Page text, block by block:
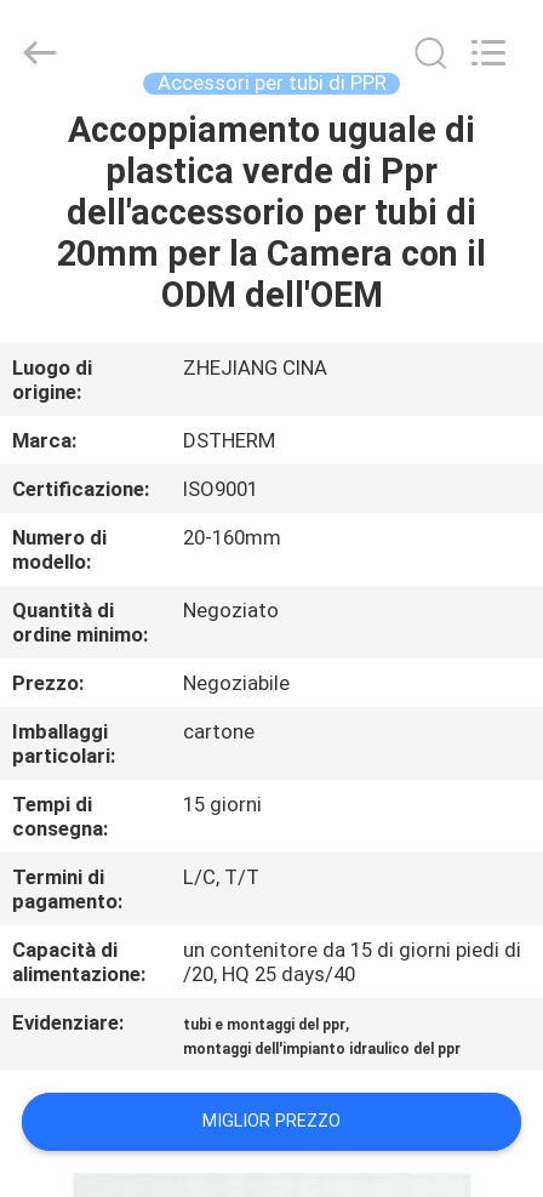
CASA
PRODOTTI
NOI
VISITA
ALLA
FABBRICA
CONTROLLO
QUALITÀ
CONTATTACI
NOTIZIE
CASI
MAPPA
SITO
NORME
SULLA
DSTHERM
INDUSTRIAL
Accessori per tubi di PPR
Accoppiamento uguale di
plastica verde di Ppr
dell'accessorio per tubi di
20mm per la Camera con il
ODM dell'OEM
Luogo di
origine:
ZHEJIANG CINA
Marca:
DSTHERM
Certificazione:
ISO9001
Numero di
modello:
20-160mm
Quantità di
ordine minimo:
Negoziato
Prezzo:
Negoziabile
Imballaggi
particolari:
cartone
Tempi di
consegna:
15 giorni
Termini di
pagamento:
L/C, T/T
Capacità di
alimentazione:
un contenitore da 15 di giorni piedi di
/20, HQ 25 days/40
Evidenziare:
tubi e montaggi del ppr,
montaggi dell'impianto idraulico del ppr
MIGLIOR PREZZO